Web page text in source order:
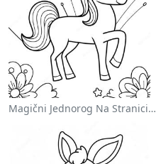
Magični Jednorog Na Stranici Za Bojanje Sa Duškom